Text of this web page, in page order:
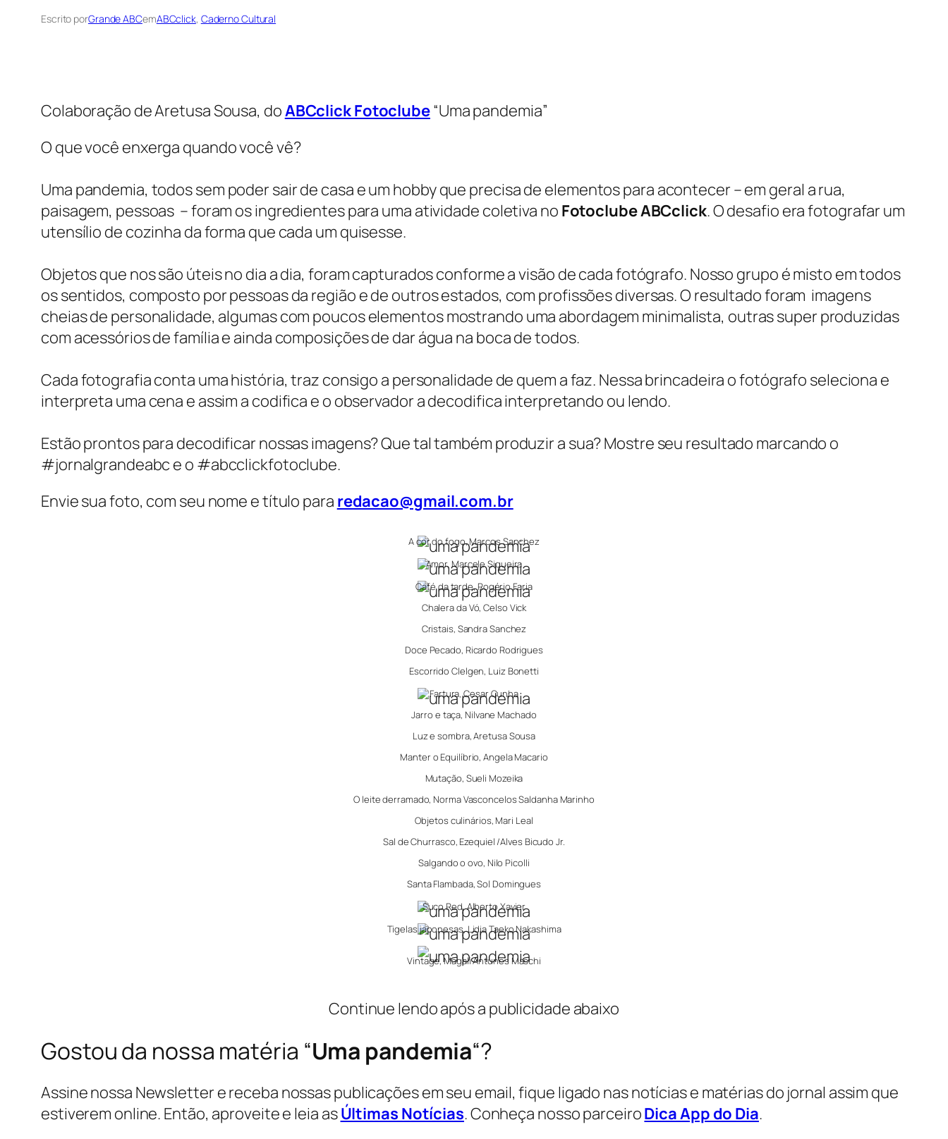
Escrito porGrande ABCemABCclick, Caderno Cultural
Colaboração de Aretusa Sousa, doABCclick Fotoclube“Uma pandemia”
O que você enxerga quando você vê?
Uma pandemia, todos sem poder sair de casa e um hobby que precisa de elementos para acontecer – em geral a rua,
paisagem, pessoas – foram os ingredientes para uma atividade coletiva no Fotoclube ABCclick. O desafio era fotografar um
utensílio de cozinha da forma que cada um quisesse.
Objetos que nos são úteis no dia a dia, foram capturados conforme a visão de cada fotógrafo. Nosso grupo é misto em todos
os sentidos, composto por pessoas da região e de outros estados, com profissões diversas. O resultado foram imagens
cheias de personalidade, algumas com poucos elementos mostrando uma abordagem minimalista, outras super produzidas
com acessórios de família e ainda composições de dar água na boca de todos.
Cada fotografia conta uma história, traz consigo a personalidade de quem a faz. Nessa brincadeira o fotógrafo seleciona e
interpreta uma cena e assim a codifica e o observador a decodifica interpretando ou lendo.
Estão prontos para decodificar nossas imagens? Que tal também produzir a sua? Mostre seu resultado marcando o
#jornalgrandeabc e o #abcclickfotoclube.
Envie sua foto, com seu nome e título para redacao@gmail.com.br
A cor do fogo, Marcos Sanchez
Amor, Marcele Siqueira
Café da tarde, Rogério Faria
Chalera da Vó, Celso Vick
Cristais, Sandra Sanchez
Doce Pecado, Ricardo Rodrigues
Escorrido Clelgen, Luiz Bonetti
Fartura, Cesar Cunha
Jarro e taça, Nilvane Machado
Luz e sombra, Aretusa Sousa
Manter o Equilíbrio, Angela Macario
Mutação, Sueli Mozeika
O leite derramado, Norma Vasconcelos Saldanha Marinho
Objetos culinários, Mari Leal
Sal de Churrasco, Ezequiel /Alves Bicudo Jr.
Salgando o ovo, Nilo Picolli
Santa Flambada, Sol Domingues
Suco Red, Alberto Xavier
Tigelas japonesas, Lidia Taeko Nakashima
Vintage, Magali Antunes Maschi
Continue lendo após a publicidade abaixo
Gostou da nossa matéria “Uma pandemia“?
Assine nossa Newsletter e receba nossas publicações em seu email, fique ligado nas notícias e matérias do jornal assim que
estiverem online. Então, aproveite e leia asÚltimas Notícias. Conheça nosso parceiroDica App do Dia.